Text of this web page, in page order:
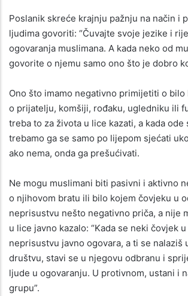
Poslanik skreće krajnju pažnju na način i
ljudima govoriti: “Čuvajte svoje jezike i
ogovaranja muslimana. A kada neko od
govorite o njemu samo ono što je dobro
Ono što imamo negativno primijetiti o bilo
o prijatelju, komšiji, rođaku, ugledniku ili
treba to za života u lice kazati, a kada ode
trebamo ga se samo po lijepom sjećati
ako nema, onda ga prešućivati.
Ne mogu muslimani biti pasivni i aktivno
o njihovom bratu ili bilo kojem čovjeku u
neprisustvu nešto negativno priča, a nije
u lice javno kazalo: “Kada se neki čovjek
neprisustvu javno ogovara, a ti se nalaziš
društvu, stavi se u njegovu odbranu i
ljude u ogovaranju. U protivnom, ustani i
grupu”.